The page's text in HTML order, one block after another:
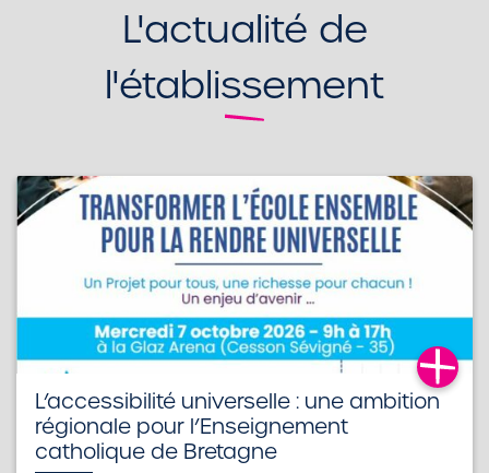
L'actualité de
l'établissement
L’accessibilité universelle : une ambition
régionale pour l’Enseignement
catholique de Bretagne